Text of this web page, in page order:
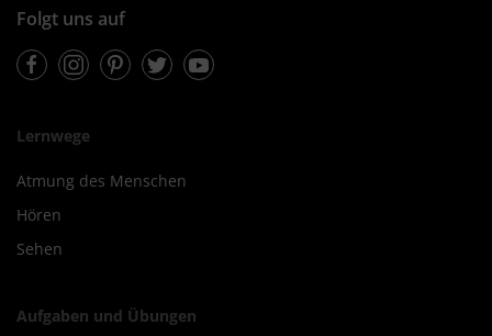
Folgt uns auf
FacebookInstagramPinterestTwitterYoutube
Lernwege
Atmung des Menschen
Hören
Sehen
Aufgaben und Übungen